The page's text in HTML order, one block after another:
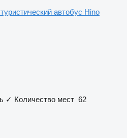
туристический автобус Hino
✓ Количество мест 62